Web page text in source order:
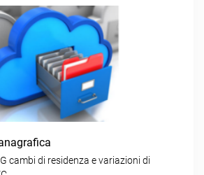
cambi di residenza e variazioni di